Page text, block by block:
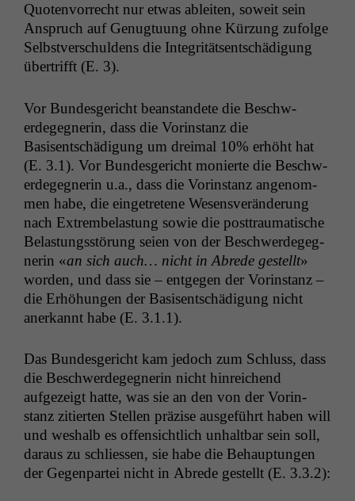
Quoten­vor­recht nur etwas ableit­en, soweit sein
Anspruch auf Genug­tu­ung ohne Kürzung zufolge
Selb­stver­schuldens die Integrität­sentschädi­gung
über­trifft (E. 3).
Vor Bun­des­gericht bean­standete die Beschw­
erdegeg­ner­in, dass die Vorin­stanz die
Basisentschädi­gung um dreimal 10% erhöht hat
(E. 3.1). Vor Bun­des­gericht monierte die Beschw­
erdegeg­ner­in u.a., dass die Vorin­stanz angenom­
men habe, die einge­tretene Wesensverän­derung
nach Extrem­be­las­tung sowie die post­trau­ma­tis­che
Belas­tungsstörung seien von der Beschw­erdegeg­
ner­in «an sich auch… nicht in Abrede gestellt»
wor­den, und dass sie – ent­ge­gen der Vorin­stanz –
die Erhöhun­gen der Basisentschädi­gung nicht
anerkan­nt habe (E. 3.1.1).
Das Bun­des­gericht kam jedoch zum Schluss, dass
die Beschw­erdegeg­ner­in nicht hin­re­ichend
aufgezeigt hat­te, was sie an den von der Vorin­
stanz zitierten Stellen präzise aus­ge­führt haben will
und weshalb es offen­sichtlich unhalt­bar sein soll,
daraus zu schliessen, sie habe die Behaup­tun­gen
der Gegen­partei nicht in Abrede gestellt (E. 3.3.2):